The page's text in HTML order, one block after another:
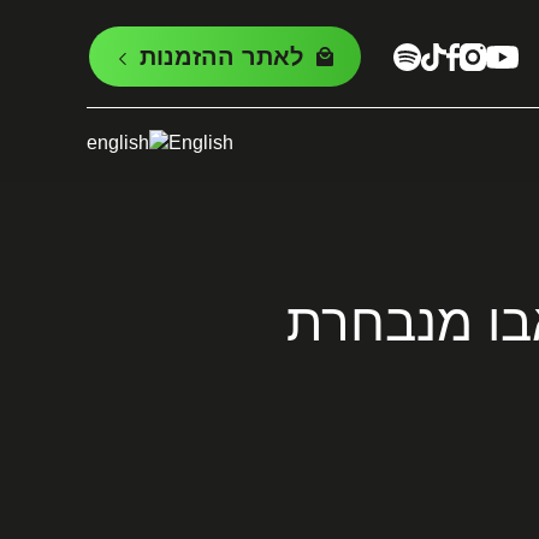
לאתר ההזמנות
English
מנבחרת